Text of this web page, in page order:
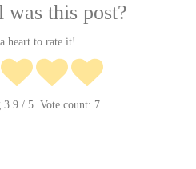
this post?
heart to rate it!
3.9/ 5. Vote count: 7